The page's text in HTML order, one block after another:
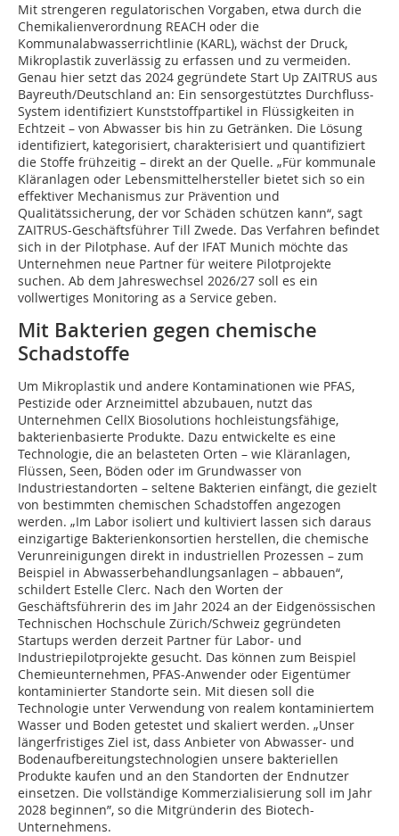
Mit strengeren regulatorischen Vorgaben, etwa durch die
Chemikalienverordnung REACH oder die
Kommunalabwasserrichtlinie (KARL), wächst der Druck,
Mikroplastik zuverlässig zu erfassen und zu vermeiden.
Genau hier setzt das 2024 gegründete Start Up ZAITRUS aus
Bayreuth/Deutschland an: Ein sensorgestütztes Durchfluss-
System identifiziert Kunststoffpartikel in Flüssigkeiten in
Echtzeit – von Abwasser bis hin zu Getränken. Die Lösung
identifiziert, kategorisiert, charakterisiert und quantifiziert
die Stoffe frühzeitig – direkt an der Quelle. „Für kommunale
Kläranlagen oder Lebensmittelhersteller bietet sich so ein
effektiver Mechanismus zur Prävention und
Qualitätssicherung, der vor Schäden schützen kann“, sagt
ZAITRUS-Geschäftsführer Till Zwede. Das Verfahren befindet
sich in der Pilotphase. Auf der IFAT Munich möchte das
Unternehmen neue Partner für weitere Pilotprojekte
suchen. Ab dem Jahreswechsel 2026/27 soll es ein
vollwertiges Monitoring as a Service geben.
Mit Bakterien gegen chemische
Schadstoffe
Um Mikroplastik und andere Kontaminationen wie PFAS,
Pestizide oder Arzneimittel abzubauen, nutzt das
Unternehmen CellX Biosolutions hochleistungsfähige,
bakterienbasierte Produkte. Dazu entwickelte es eine
Technologie, die an belasteten Orten – wie Kläranlagen,
Flüssen, Seen, Böden oder im Grundwasser von
Industriestandorten – seltene Bakterien einfängt, die gezielt
von bestimmten chemischen Schadstoffen angezogen
werden. „Im Labor isoliert und kultiviert lassen sich daraus
einzigartige Bakterienkonsortien herstellen, die chemische
Verunreinigungen direkt in industriellen Prozessen – zum
Beispiel in Abwasserbehandlungsanlagen – abbauen“,
schildert Estelle Clerc. Nach den Worten der
Geschäftsführerin des im Jahr 2024 an der Eidgenössischen
Technischen Hochschule Zürich/Schweiz gegründeten
Startups werden derzeit Partner für Labor- und
Industriepilotprojekte gesucht. Das können zum Beispiel
Chemieunternehmen, PFAS-Anwender oder Eigentümer
kontaminierter Standorte sein. Mit diesen soll die
Technologie unter Verwendung von realem kontaminiertem
Wasser und Boden getestet und skaliert werden. „Unser
längerfristiges Ziel ist, dass Anbieter von Abwasser- und
Bodenaufbereitungstechnologien unsere bakteriellen
Produkte kaufen und an den Standorten der Endnutzer
einsetzen. Die vollständige Kommerzialisierung soll im Jahr
2028 beginnen”, so die Mitgründerin des Biotech-
Unternehmens.